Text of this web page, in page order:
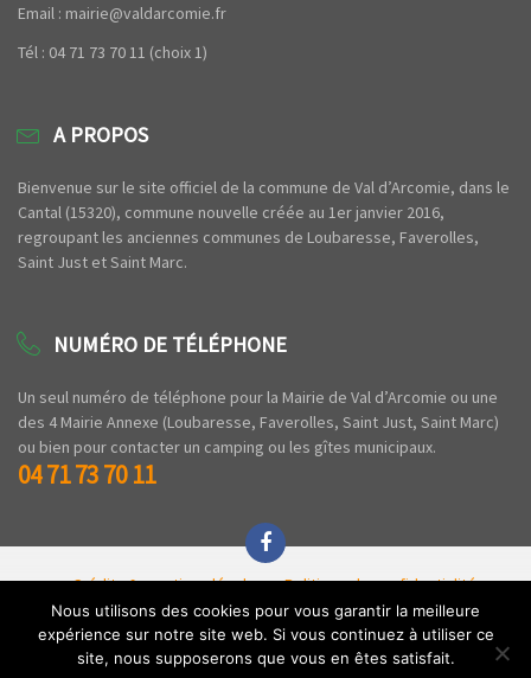
Email : mairie@valdarcomie.fr
Tél : 04 71 73 70 11 (choix 1)
A PROPOS
Bienvenue sur le site officiel de la commune de Val d’Arcomie, dans le
Cantal (15320), commune nouvelle créée au 1er janvier 2016,
regroupant les anciennes communes de Loubaresse, Faverolles,
Saint Just et Saint Marc.
NUMÉRO DE TÉLÉPHONE
Un seul numéro de téléphone pour la Mairie de Val d’Arcomie ou une
des 4 Mairie Annexe (Loubaresse, Faverolles, Saint Just, Saint Marc)
ou bien pour contacter un camping ou les gîtes municipaux.
04 71 73 70 11
Crédits & mentions légales
Politique de confidentialité
Espace privé
Copyright © 2020 Commune de Val d'Arcomie - Tous droits réservés - Par l'Agence
Z'.
Nous utilisons des cookies pour vous garantir la meilleure
expérience sur notre site web. Si vous continuez à utiliser ce
site, nous supposerons que vous en êtes satisfait.